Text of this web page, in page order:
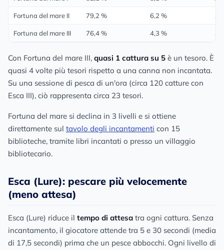
Fortuna del mare II 79,2 % 6,2 %
Fortuna del mare III 76,4 % 4,3 %
Con Fortuna del mare III, quasi 1 cattura su 5 è un tesoro. È
quasi 4 volte più tesori rispetto a una canna non incantata.
Su una sessione di pesca di un'ora (circa 120 catture con
Esca III), ciò rappresenta circa 23 tesori.
Fortuna del mare si declina in 3 livelli e si ottiene
direttamente sul tavolo degli incantamenti con 15
biblioteche, tramite libri incantati o presso un villaggio
bibliotecario.
Esca (Lure): pescare più velocemente
(meno attesa)
Esca (Lure) riduce il tempo di attesa tra ogni cattura. Senza
incantamento, il giocatore attende tra 5 e 30 secondi (media
di 17,5 secondi) prima che un pesce abbocchi. Ogni livello di